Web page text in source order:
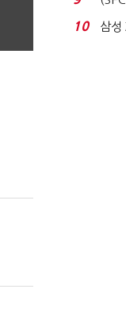
생법
10
삼성